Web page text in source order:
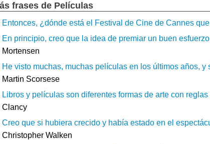
frases de Películas
Entonces, ¿dónde está el Festival de Cine de Cannes
En principio, creo que la idea de premiar un buen
Mortensen
He visto muchas, muchas películas en los últimos años,
Martin Scorsese
Libros y películas son diferentes formas de arte con
Clancy
Creo que si hubiera crecido y había estado en el
Christopher Walken